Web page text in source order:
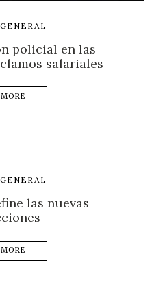
policial en las
salariales
las nuevas